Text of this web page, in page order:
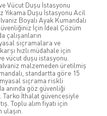
Vücut Duşu İstasyonu
Yıkama Duşu İstasyonu Acil
Boyalı Ayak Kumandalı
İçin İdeal Çözüm
çalışanların
sıçramalara ve
hızlı müdahale için
vücut duşu istasyonu.
malzemeden üretilmiş
standartta göre 15
sıçrama riskli
anında göz güvenliği
Tarko İthalat güvencesiyle
Toplu alım fiyatı için